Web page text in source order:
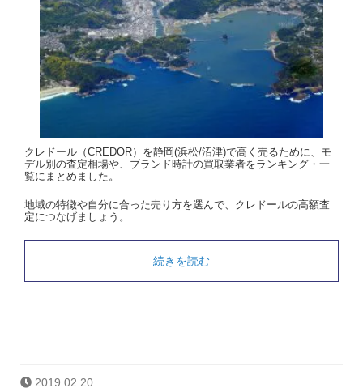
クレドール（CREDOR）を静岡(浜松/沼津)で高く売るために、モ
デル別の査定相場や、ブランド時計の買取業者をランキング・一
覧にまとめました。
地域の特徴や自分に合った売り方を選んで、クレドールの高額査
定につなげましょう。
続きを読む
2019.02.20